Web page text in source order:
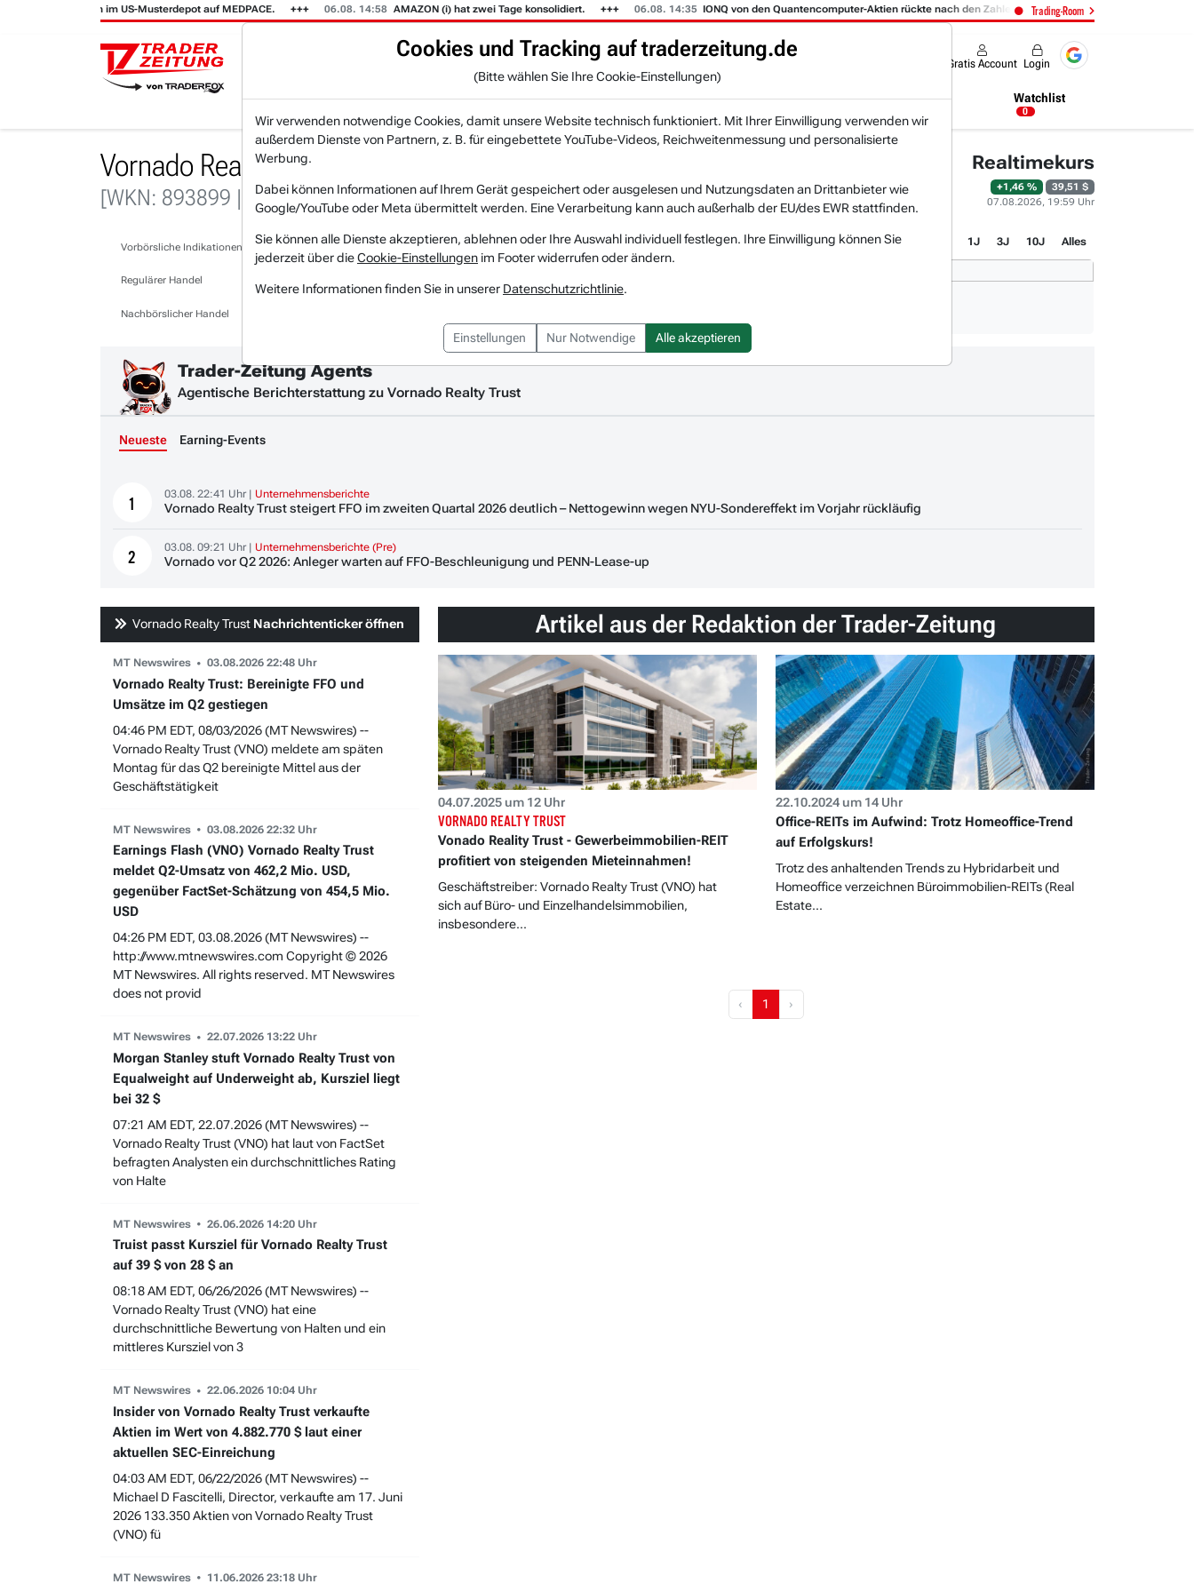
Trading-Room
Wir setzen im US-Musterdepot auf MEDPACE. 06.08. 14:58 AMAZON (i) hat zwei Tage konsolidiert. 06.08. 14:35 IONQ von den Quantencomputer-Aktien rückte nach den Zahlen in den Fokus:
Gratis Account Login
KI-Agenten NEU Zeitung Rankings & Trends Nachrichten Newsticker Watchlist
0
Vornado Realty Trust Aktie News & Nachrichten
[WKN: 893899 | Symbol: VNO]
Realtimekurs
+1,46 %
39,51 $
07.08.2026, 19:59 Uhr
Vorbörsliche Indikationen
Regulärer Handel
Nachbörslicher Handel
1J 3J 10J Alles
Trader-Zeitung Agents
Agentische Berichterstattung zu Vornado Realty Trust
Neueste Earning-Events
1 03.08. 22:41 Uhr | Unternehmensberichte
Vornado Realty Trust steigert FFO im zweiten Quartal 2026 deutlich – Nettogewinn wegen NYU-Sondereffekt im Vorjahr rückläufig
2 03.08. 09:21 Uhr | Unternehmensberichte (Pre)
Vornado vor Q2 2026: Anleger warten auf FFO-Beschleunigung und PENN-Lease-up
Artikel aus der Redaktion der Trader-Zeitung
04.07.2025 um 12 Uhr
VORNADO REALTY TRUST
Vonado Reality Trust - Gewerbeimmobilien-REIT
profitiert von steigenden Mieteinnahmen!
Geschäftstreiber: Vornado Realty Trust (VNO) hat
sich auf Büro- und Einzelhandelsimmobilien,
insbesondere...
22.10.2024 um 14 Uhr
Office-REITs im Aufwind: Trotz Homeoffice-Trend
auf Erfolgskurs!
Trotz des anhaltenden Trends zu Hybridarbeit und
Homeoffice verzeichnen Büroimmobilien-REITs (Real
Estate...
‹ 1 ›
Vornado Realty Trust Nachrichtenticker öffnen
MT Newswires 03.08.2026 22:48 Uhr
Vornado Realty Trust: Bereinigte FFO und
Umsätze im Q2 gestiegen
04:46 PM EDT, 08/03/2026 (MT Newswires) --
Vornado Realty Trust (VNO) meldete am späten
Montag für das Q2 bereinigte Mittel aus der
Geschäftstätigkeit
MT Newswires 03.08.2026 22:32 Uhr
Earnings Flash (VNO) Vornado Realty Trust
meldet Q2-Umsatz von 462,2 Mio. USD,
gegenüber FactSet-Schätzung von 454,5 Mio.
USD
04:26 PM EDT, 03.08.2026 (MT Newswires) --
http://www.mtnewswires.com Copyright © 2026
MT Newswires. All rights reserved. MT Newswires
does not provid
MT Newswires 22.07.2026 13:22 Uhr
Morgan Stanley stuft Vornado Realty Trust von
Equalweight auf Underweight ab, Kursziel liegt
bei 32 $
07:21 AM EDT, 22.07.2026 (MT Newswires) --
Vornado Realty Trust (VNO) hat laut von FactSet
befragten Analysten ein durchschnittliches Rating
von Halte
MT Newswires 26.06.2026 14:20 Uhr
Truist passt Kursziel für Vornado Realty Trust
auf 39 $ von 28 $ an
08:18 AM EDT, 06/26/2026 (MT Newswires) --
Vornado Realty Trust (VNO) hat eine
durchschnittliche Bewertung von Halten und ein
mittleres Kursziel von 3
MT Newswires 22.06.2026 10:04 Uhr
Insider von Vornado Realty Trust verkaufte
Aktien im Wert von 4.882.770 $ laut einer
aktuellen SEC-Einreichung
04:03 AM EDT, 06/22/2026 (MT Newswires) --
Michael D Fascitelli, Director, verkaufte am 17. Juni
2026 133.350 Aktien von Vornado Realty Trust
(VNO) fü
MT Newswires 11.06.2026 23:18 Uhr
Cookies und Tracking auf traderzeitung.de
(Bitte wählen Sie Ihre Cookie-Einstellungen)
Wir verwenden notwendige Cookies, damit unsere Website technisch funktioniert. Mit Ihrer Einwilligung verwenden wir
außerdem Dienste von Partnern, z. B. für eingebettete YouTube-Videos, Reichweitenmessung und personalisierte
Werbung.
Dabei können Informationen auf Ihrem Gerät gespeichert oder ausgelesen und Nutzungsdaten an Drittanbieter wie
Google/YouTube oder Meta übermittelt werden. Eine Verarbeitung kann auch außerhalb der EU/des EWR stattfinden.
Sie können alle Dienste akzeptieren, ablehnen oder Ihre Auswahl individuell festlegen. Ihre Einwilligung können Sie
jederzeit über dieCookie-Einstellungen im Footer widerrufen oder ändern.
Weitere Informationen finden Sie in unserer Datenschutzrichtlinie.
Einstellungen Nur Notwendige Alle akzeptieren